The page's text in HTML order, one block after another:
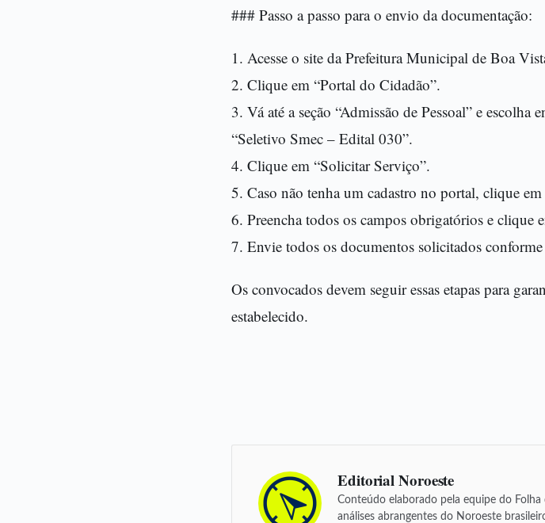
### Passo a passo para o envio da documentação:
1. Acesse o site da Prefeitura Municipal de Boa
2. Clique em “Portal do Cidadão”.
3. Vá até a seção “Admissão de Pessoal” e
“Seletivo Smec – Edital 030”.
4. Clique em “Solicitar Serviço”.
5. Caso não tenha um cadastro no portal, clique em
6. Preencha todos os campos obrigatórios e clique
7. Envie todos os documentos solicitados
Os convocados devem seguir essas etapas para
estabelecido.
Editorial Noroeste
Conteúdo elaborado pela equipe do
análises abrangentes do Noroeste